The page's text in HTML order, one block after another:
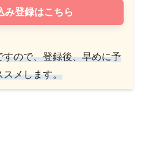
み登録はこちら
ので、登録後、早めに予
スメします。